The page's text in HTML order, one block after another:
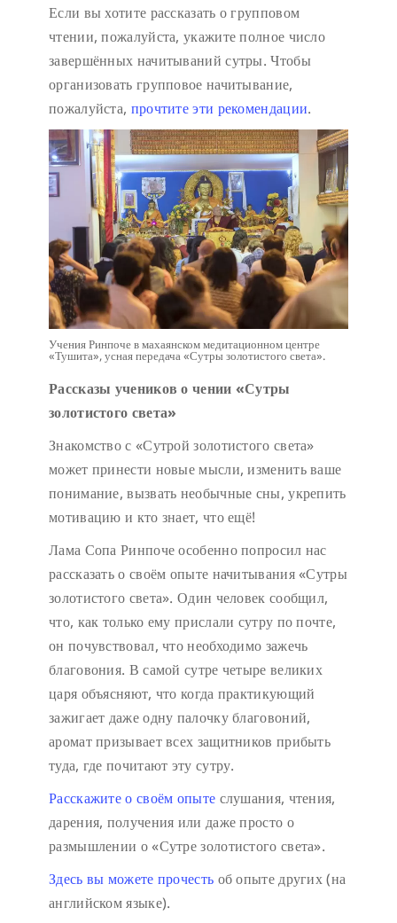
Если вы хотите рассказать о групповом
чтении, пожалуйста, укажите полное число
завершённых начитываний сутры. Чтобы
организовать групповое начитывание,
пожалуйста, прочтите эти рекомендации.
Учения Ринпоче в махаянском медитационном центре
«Тушита», усная передача «Сутры золотистого света».
Рассказы учеников о чении «Сутры
золотистого света»
Знакомство с «Сутрой золотистого света»
может принести новые мысли, изменить ваше
понимание, вызвать необычные сны, укрепить
мотивацию и кто знает, что ещё!
Лама Сопа Ринпоче особенно попросил нас
рассказать о своём опыте начитывания «Сутры
золотистого света». Один человек сообщил,
что, как только ему прислали сутру по почте,
он почувствовал, что необходимо зажечь
благовония. В самой сутре четыре великих
царя объясняют, что когда практикующий
зажигает даже одну палочку благовоний,
аромат призывает всех защитников прибыть
туда, где почитают эту сутру.
Расскажите о своём опыте слушания, чтения,
дарения, получения или даже просто о
размышлении о «Сутре золотистого света».
Здесь вы можете прочесть об опыте других (на
английском языке).